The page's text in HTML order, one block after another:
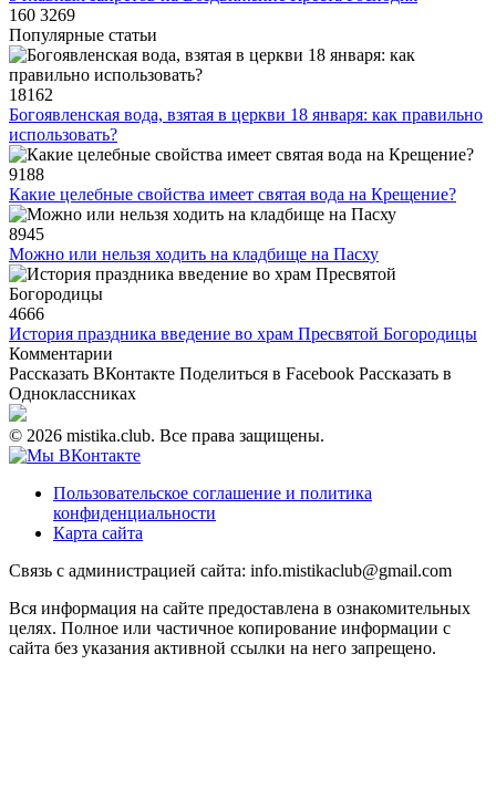
160 3269
Популярные статьи
18162
Богоявленская вода, взятая в церкви 18 января: как правильно
использовать?
9188
Какие целебные свойства имеет святая вода на Крещение?
8945
Можно или нельзя ходить на кладбище на Пасху
4666
История праздника введение во храм Пресвятой Богородицы
Комментарии
Рассказать ВКонтакте Поделиться в Facebook Рассказать в
Одноклассниках
© 2026 mistika.club. Все права защищены.
Пользовательское соглашение и политика
конфиденциальности
Карта сайта
Связь с администрацией сайта: info.mistikaclub@gmail.com
Вся информация на сайте предоставлена в ознакомительных
целях. Полное или частичное копирование информации с
сайта без указания активной ссылки на него запрещено.